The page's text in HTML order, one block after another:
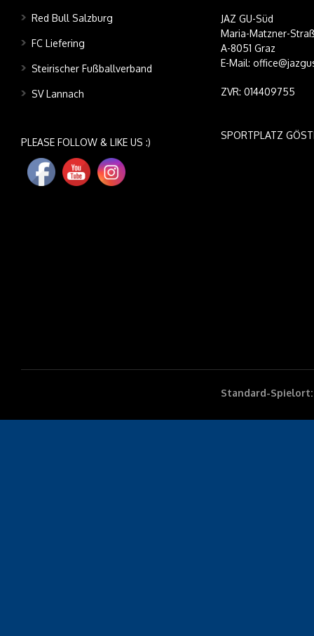
Red Bull Salzburg
FC Liefering
Steirischer Fußballverband
SV Lannach
PLEASE FOLLOW & LIKE US :)
JAZ GU-Süd
Maria-Matzner-
A-8051 Graz
E-Mail:
ZVR: 014409755
SPORTPLATZ
Standard-Spielort: